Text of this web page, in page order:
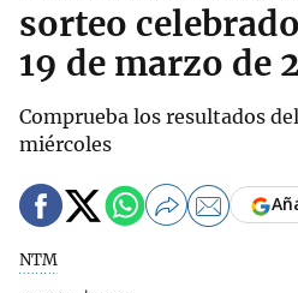
sorteo
19 de marzo de
Comprueba los resultados
miércoles
NTM